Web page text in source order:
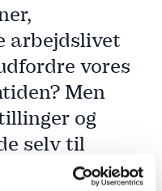
arbejdslivet
vores
Men
og
selv til